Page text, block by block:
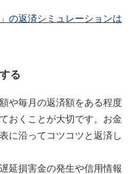
の返済シミュレーションは
る
や毎月の返済額をある程度
おくことが大切です。お金
に沿ってコツコツと返済し
延損害金の発生や信用情報